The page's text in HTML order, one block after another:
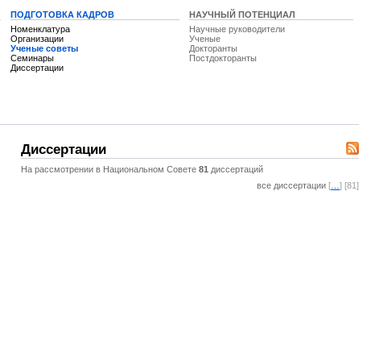
ПОДГОТОВКА КАДРОВ
Номенклатура
Организации
Ученые советы
Семинары
Диссертации
НАУЧНЫЙ ПОТЕНЦИАЛ
Научные руководители
Ученые
Докторанты
Постдокторанты
Диссертации
На рассмотрении в Национальном Совете 81 диссертаций
все диссертации [ ] [81]